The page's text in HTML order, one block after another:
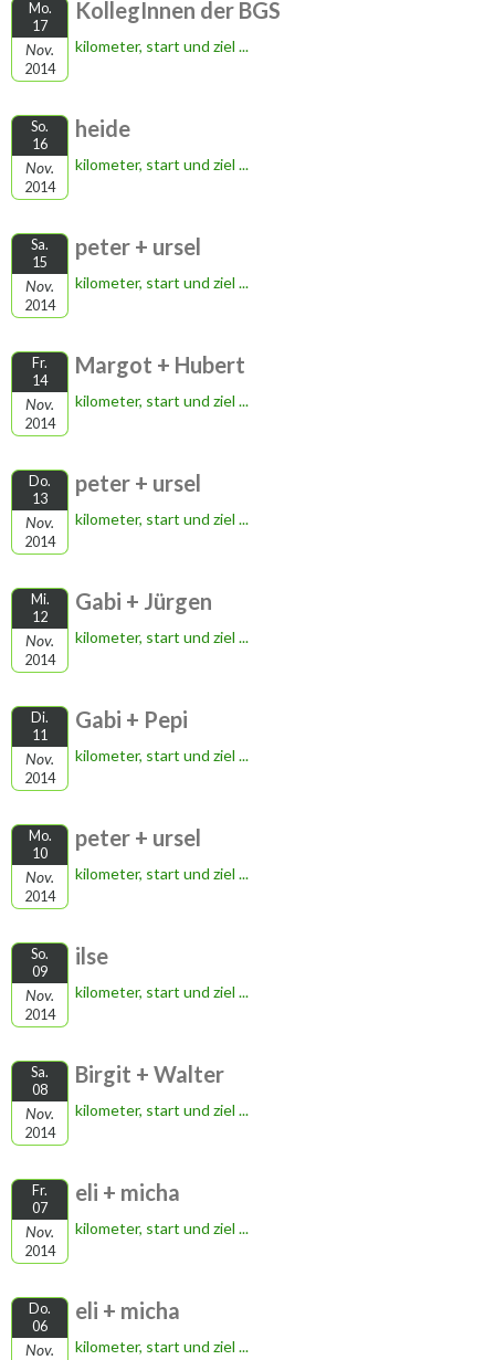
Mo.
17
Nov.
2014
KollegInnen der BGS
kilometer, start und ziel ...
So.
16
Nov.
2014
heide
kilometer, start und ziel ...
Sa.
15
Nov.
2014
peter + ursel
kilometer, start und ziel ...
Fr.
14
Nov.
2014
Margot + Hubert
kilometer, start und ziel ...
Do.
13
Nov.
2014
peter + ursel
kilometer, start und ziel ...
Mi.
12
Nov.
2014
Gabi + Jürgen
kilometer, start und ziel ...
Di.
11
Nov.
2014
Gabi + Pepi
kilometer, start und ziel ...
Mo.
10
Nov.
2014
peter + ursel
kilometer, start und ziel ...
So.
09
Nov.
2014
ilse
kilometer, start und ziel ...
Sa.
08
Nov.
2014
Birgit + Walter
kilometer, start und ziel ...
Fr.
07
Nov.
2014
eli + micha
kilometer, start und ziel ...
Do.
06
Nov.
eli + micha
kilometer, start und ziel ...